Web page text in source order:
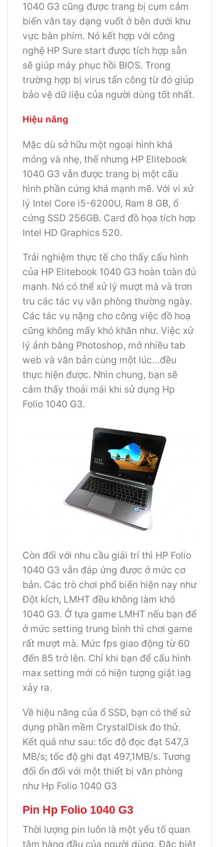
1040 G3 cũng được trang bị cụm cảm
biến vân tay dạng vuốt ở bên dưới khu
vực bàn phím. Nó kết hợp với công
nghệ HP Sure start được tích hợp sẵn
sẽ giúp máy phục hồi BIOS. Trong
trường hợp bị virus tấn công từ đó giúp
bảo vệ dữ liệu của người dùng tốt nhất.
Hiệu năng
Mặc dù sở hữu một ngoại hình khá
mỏng và nhẹ, thế nhưng HP Elitebook
1040 G3 vẫn được trang bị một cấu
hình phần cứng khá mạnh mẽ. Với vi xử
lý Intel Core i5-6200U, Ram 8 GB, ổ
cứng SSD 256GB. Card đồ họa tích hợp
Intel HD Graphics 520.
Trải nghiệm thực tế cho thấy cấu hình
của HP Elitebook 1040 G3 hoàn toàn đủ
mạnh. Nó có thể xử lý mượt mà và trơn
tru các tác vụ văn phòng thường ngày.
Các tác vụ nặng cho công việc đồ hoạ
cũng không mấy khó khăn như. Việc xử
lý ảnh bằng Photoshop, mở nhiều tab
web và văn bản cùng một lúc…đều
thực hiện được. Nhìn chung, bạn sẽ
cảm thấy thoải mái khi sử dụng Hp
Folio 1040 G3.
Còn đối với nhu cầu giải trí thì HP Folio
1040 G3 vẫn đáp ứng được ở mức cơ
bản. Các trò chơi phổ biến hiện nay như
Đột kích, LMHT đều không làm khó
1040 G3. Ở tựa game LMHT nếu bạn để
ở mức setting trung bình thì chơi game
rất mượt mà. Mức fps giao động từ 60
đến 85 trở lên. Chỉ khi bạn để cấu hình
max setting mới có hiện tượng giật lag
xảy ra.
Về hiệu năng của ổ SSD, bạn có thể sử
dụng phần mềm CrystalDisk đo thử.
Kết quả như sau: tốc độ đọc đạt 547,3
MB/s; tốc độ ghi đạt 497,1MB/s. Tương
đối ổn đối với một thiết bị văn phòng
như Hp Folio 1040 G3
Pin Hp Folio 1040 G3
Thời lượng pin luôn là một yếu tố quan
tâm hàng đầu của người dùng. Đặc biệt